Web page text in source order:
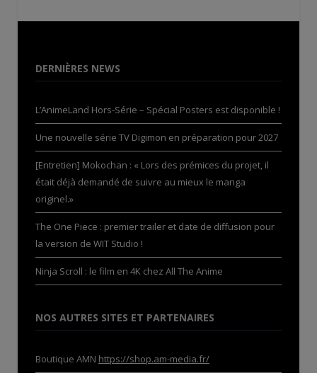
DERNIÈRES NEWS
L’AnimeLand Hors-Série – Spécial Posters est disponible !
Une nouvelle série TV Digimon en préparation pour 2027
[Entretien] Mokochan : « Lors des prémices du projet, il
était déjà demandé de suivre au mieux le manga
originel.»
The One Piece : premier trailer et date de diffusion pour
la version de WIT Studio !
Ninja Scroll : le film en 4K chez All The Anime
NOS AUTRES SITES ET PARTENAIRES
Boutique AMN https://shop.am-media.fr/